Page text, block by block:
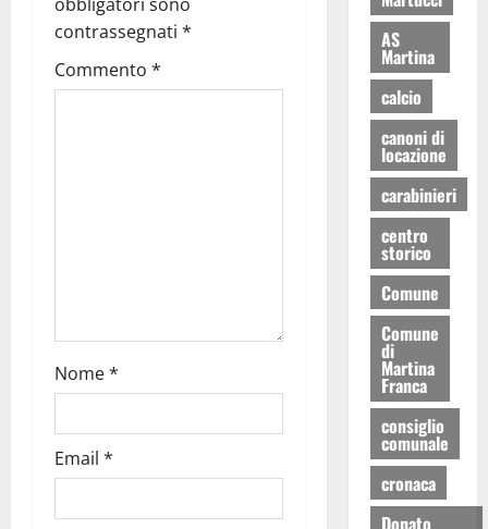
contrassegnati *
Commento *
Nome*
Email *
AS
Martina
calcio
canoni di
locazione
carabinieri
centro
storico
Comune
Comune
di
Martina
Franca
consiglio
comunale
cronaca
Donato